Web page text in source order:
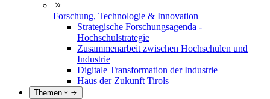
Forschung, Technologie & Innovation
Strategische Forschungsagenda -
Hochschulstrategie
Zusammenarbeit zwischen Hochschulen und
Industrie
Digitale Transformation der Industrie
Haus der Zukunft Tirols
Themen